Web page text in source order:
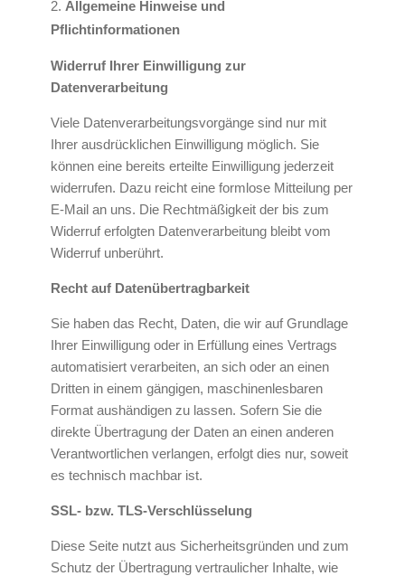
Allgemeine Hinweise und
Pflichtinformationen
Widerruf Ihrer Einwilligung zur
Datenverarbeitung
Viele Datenverarbeitungsvorgänge sind nur mit
Ihrer ausdrücklichen Einwilligung möglich. Sie
können eine bereits erteilte Einwilligung jederzeit
widerrufen. Dazu reicht eine formlose Mitteilung per
E-Mail an uns. Die Rechtmäßigkeit der bis zum
Widerruf erfolgten Datenverarbeitung bleibt vom
Widerruf unberührt.
Recht auf Datenübertragbarkeit
Sie haben das Recht, Daten, die wir auf Grundlage
Ihrer Einwilligung oder in Erfüllung eines Vertrags
automatisiert verarbeiten, an sich oder an einen
Dritten in einem gängigen, maschinenlesbaren
Format aushändigen zu lassen. Sofern Sie die
direkte Übertragung der Daten an einen anderen
Verantwortlichen verlangen, erfolgt dies nur, soweit
es technisch machbar ist.
SSL- bzw. TLS-Verschlüsselung
Diese Seite nutzt aus Sicherheitsgründen und zum
Schutz der Übertragung vertraulicher Inhalte, wie